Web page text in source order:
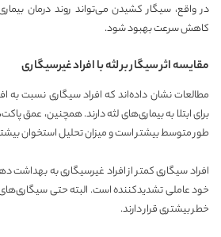
در واقع، سیگار کشیدن می‌تواند روند درمان
کاهش سرعت بهبود شود.
مقایسه اثر سیگار بر لثه با افراد غیرسیگاری
مطالعات نشان داده‌اند که افراد سیگاری نسبت به
برای ابتلا به بیماری‌های لثه دارند. همچنین، عمق
طور متوسط بیشتر است و میزان تحلیل استخوان
افراد سیگاری کمتر از افراد غیرسیگاری به
خود عاملی تشدیدکننده است. البته حتی
خطر بیشتری قرار دارند.